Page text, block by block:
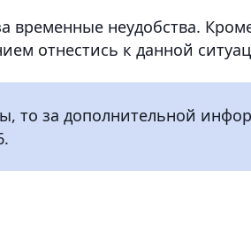
временные неудобства.
отнестись к данной
то за дополнительной